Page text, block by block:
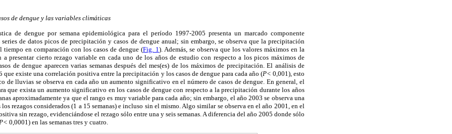
de dengue y las variables climáticas
de dengue por semana epidemiológica para el período 1997-2005 presenta un marcado componente
series de datos picos de precipitación y casos de dengue anual; sin embargo, se observa que la precipitación
tiempo en comparación con los casos de dengue (Fig. 1 ). Además, se observa que los valores máximos en la
a presentar cierto rezago variable en cada uno de los años de estudio con respecto a los picos máximos de
de dengue aparecen varias semanas después del mes(es) de los máximos de precipitación. El análisis de
que existe una correlación positiva entre la precipitación y los casos de dengue para cada año (P< 0,001), esto
de lluvias se observa en cada año un aumento significativo en el número de casos de dengue. En general, el
que exista un aumento significativo en los casos de dengue con respecto a la precipitación durante los años
aproximadamente ya que el rango es muy variable para cada año; sin embargo, el año 2003 se observa una
rezagos considerados (1 a 15 semanas) e incluso sin el mismo. Algo similar se observa en el año 2001, en el
sin rezago, evidenciándose el rezago sólo entre una y seis semanas. A diferencia del año 2005 donde sólo
P< 0,0001) en las semanas tres y cuatro.